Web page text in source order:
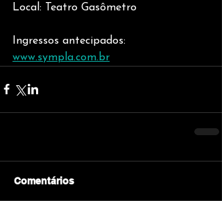
Local: Teatro Gasômetro
Ingressos antecipados:
www.sympla.com.br
Comentários